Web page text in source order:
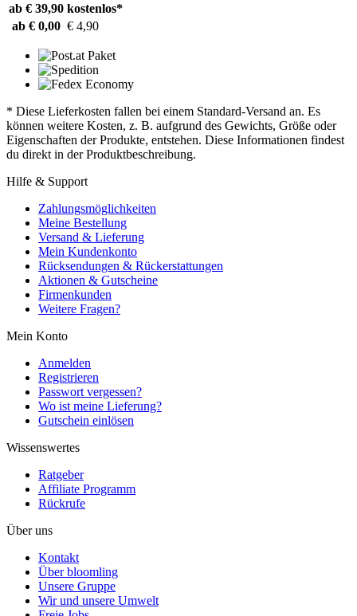
ab € 39,90 kostenlos*
ab € 0,00 € 4,90
* Diese Lieferkosten fallen bei einem Standard-Versand an. Es
können weitere Kosten, z. B. aufgrund des Gewichts, Größe oder
Eigenschaften der Produkte, entstehen. Diese Informationen findest
du direkt in der Produktbeschreibung.
Hilfe & Support
Zahlungsmöglichkeiten
Meine Bestellung
Versand & Lieferung
Mein Kundenkonto
Rücksendungen & Rückerstattungen
Aktionen & Gutscheine
Firmenkunden
Weitere Fragen?
Mein Konto
Anmelden
Registrieren
Passwort vergessen?
Wo ist meine Lieferung?
Gutschein einlösen
Wissenswertes
Ratgeber
Affiliate Programm
Rückrufe
Über uns
Kontakt
Über bloomling
Unsere Gruppe
Wir und unsere Umwelt